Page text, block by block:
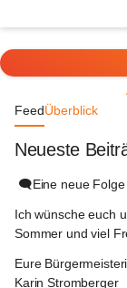
FeedÜberblick
Neueste
🗨️Eine neue
Ich wünsche euch
Sommer und viel
Eure
Karin Stromberger